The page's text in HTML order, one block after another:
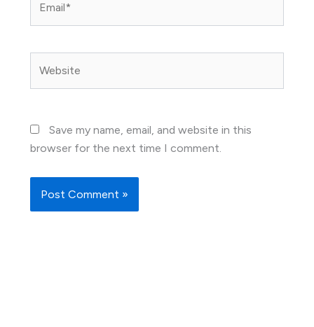
Save my name, email, and website in this
browser for the next time I comment.